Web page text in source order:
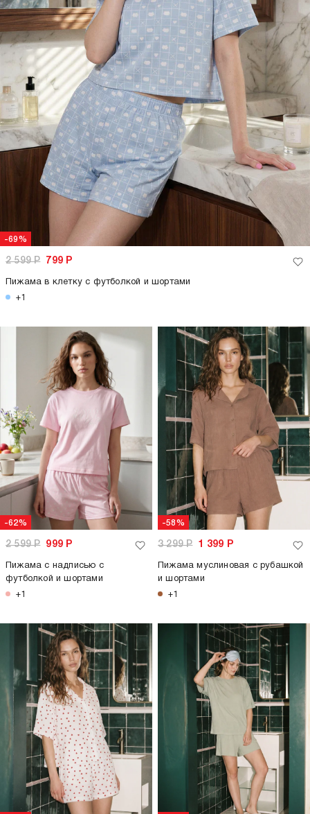
-69%
2 599Р 799 Р
Пижама в клетку с футболкой и шортами
+1
-62%
2 599Р 999 Р
Пижама с надписью с
футболкой и шортами
+1
-58%
3 299Р 1 399 Р
Пижама муслиновая с рубашкой
и шортами
+1